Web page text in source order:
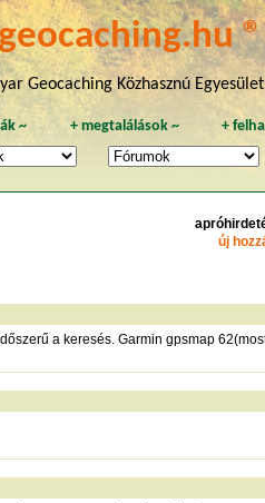
®
Geocaching Közhasznú
~ + megtalálások~ +
új
a keresés. Garmin gpsmap